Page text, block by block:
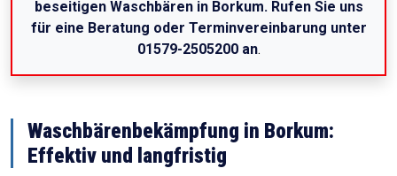
beseitigen Waschbären in Borkum. Rufen Sie uns
für eine Beratung oder Terminvereinbarung unter
01579-2505200 an.
Waschbärenbekämpfung in Borkum:
Effektiv und langfristig